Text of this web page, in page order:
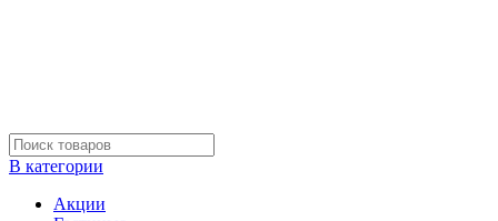
В категории
Акции